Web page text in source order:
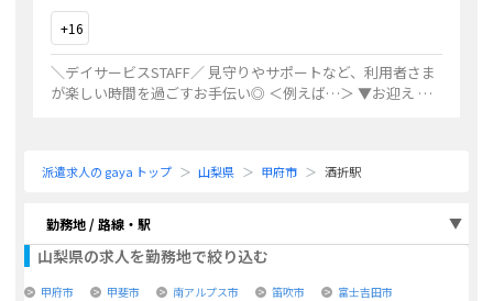
+16
＼デイサービスSTAFF／ 見守りやサポートなど、利用者さま
が楽しい時間を過ごすお手伝い◎ ＜例えば…＞ ▼お迎え ↓
派遣求人の gaya トップ 山梨県 甲府市 酒折駅
勤務地 / 路線・駅
山梨県の求人を勤務地で絞り込む
甲府市 甲斐市 南アルプス市 笛吹市
富士吉田市